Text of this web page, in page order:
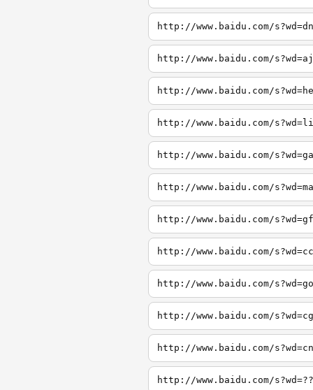
http://www.baidu.com/s?wd=dn
http://www.baidu.com/s?wd=aj
http://www.baidu.com/
http://www.baidu.com/
http://www.baidu.com/
http://www.baidu.com/
http://www.baidu.com/
http://www.baidu.com/
http://www.baidu.com/
http://www.baidu.com/
http://www.baidu.com/
http://www.baidu.com/